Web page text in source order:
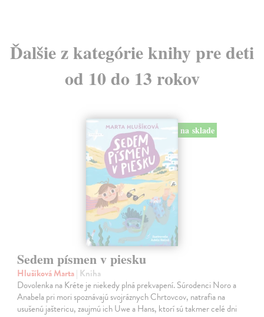
Ďalšie z kategórie knihy pre deti
od 10 do 13 rokov
na sklade
Sedem písmen v piesku
Hlušíková Marta| Kniha
Dovolenka na Kréte je niekedy plná prekvapení. Súrodenci Noro a
Anabela pri mori spoznávajú svojráznych Chrtovcov, natrafia na
usušenú jaštericu, zaujmú ich Uwe a Hans, ktorí sú takmer celé dni